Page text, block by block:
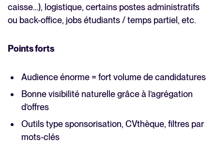
caisse…), logistique, certains postes administratifs
ou back-office, jobs étudiants / temps partiel, etc.
Points forts
Audience énorme = fort volume de candidatures
Bonne visibilité naturelle grâce à l’agrégation
d’offres
Outils type sponsorisation, CVthèque, filtres par
mots-clés